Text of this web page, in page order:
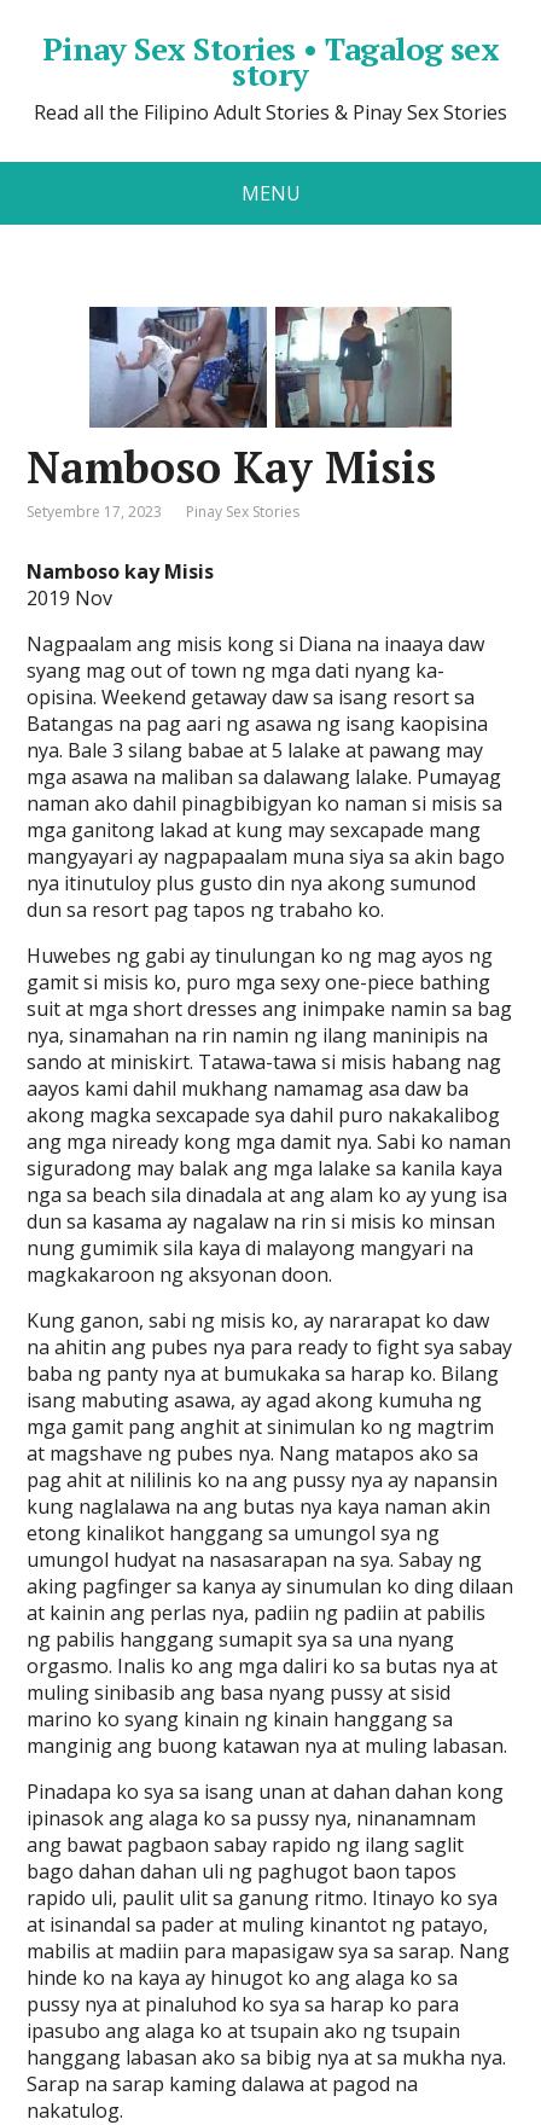
Pinay Sex Stories • Tagalog sex
story
Read all the Filipino Adult Stories & Pinay Sex Stories
MENU
Namboso Kay Misis
Setyembre 17, 2023 Pinay Sex Stories
Namboso kay Misis
2019 Nov
Nagpaalam ang misis kong si Diana na inaaya daw
syang mag out of town ng mga dati nyang ka-
opisina. Weekend getaway daw sa isang resort sa
Batangas na pag aari ng asawa ng isang kaopisina
nya. Bale 3 silang babae at 5 lalake at pawang may
mga asawa na maliban sa dalawang lalake. Pumayag
naman ako dahil pinagbibigyan ko naman si misis sa
mga ganitong lakad at kung may sexcapade mang
mangyayari ay nagpapaalam muna siya sa akin bago
nya itinutuloy plus gusto din nya akong sumunod
dun sa resort pag tapos ng trabaho ko.
Huwebes ng gabi ay tinulungan ko ng mag ayos ng
gamit si misis ko, puro mga sexy one-piece bathing
suit at mga short dresses ang inimpake namin sa bag
nya, sinamahan na rin namin ng ilang maninipis na
sando at miniskirt. Tatawa-tawa si misis habang nag
aayos kami dahil mukhang namamag asa daw ba
akong magka sexcapade sya dahil puro nakakalibog
ang mga niready kong mga damit nya. Sabi ko naman
siguradong may balak ang mga lalake sa kanila kaya
nga sa beach sila dinadala at ang alam ko ay yung isa
dun sa kasama ay nagalaw na rin si misis ko minsan
nung gumimik sila kaya di malayong mangyari na
magkakaroon ng aksyonan doon.
Kung ganon, sabi ng misis ko, ay nararapat ko daw
na ahitin ang pubes nya para ready to fight sya sabay
baba ng panty nya at bumukaka sa harap ko. Bilang
isang mabuting asawa, ay agad akong kumuha ng
mga gamit pang anghit at sinimulan ko ng magtrim
at magshave ng pubes nya. Nang matapos ako sa
pag ahit at nililinis ko na ang pussy nya ay napansin
kung naglalawa na ang butas nya kaya naman akin
etong kinalikot hanggang sa umungol sya ng
umungol hudyat na nasasarapan na sya. Sabay ng
aking pagfinger sa kanya ay sinumulan ko ding dilaan
at kainin ang perlas nya, padiin ng padiin at pabilis
ng pabilis hanggang sumapit sya sa una nyang
orgasmo. Inalis ko ang mga daliri ko sa butas nya at
muling sinibasib ang basa nyang pussy at sisid
marino ko syang kinain ng kinain hanggang sa
manginig ang buong katawan nya at muling labasan.
Pinadapa ko sya sa isang unan at dahan dahan kong
ipinasok ang alaga ko sa pussy nya, ninanamnam
ang bawat pagbaon sabay rapido ng ilang saglit
bago dahan dahan uli ng paghugot baon tapos
rapido uli, paulit ulit sa ganung ritmo. Itinayo ko sya
at isinandal sa pader at muling kinantot ng patayo,
mabilis at madiin para mapasigaw sya sa sarap. Nang
hinde ko na kaya ay hinugot ko ang alaga ko sa
pussy nya at pinaluhod ko sya sa harap ko para
ipasubo ang alaga ko at tsupain ako ng tsupain
hanggang labasan ako sa bibig nya at sa mukha nya.
Sarap na sarap kaming dalawa at pagod na
nakatulog.